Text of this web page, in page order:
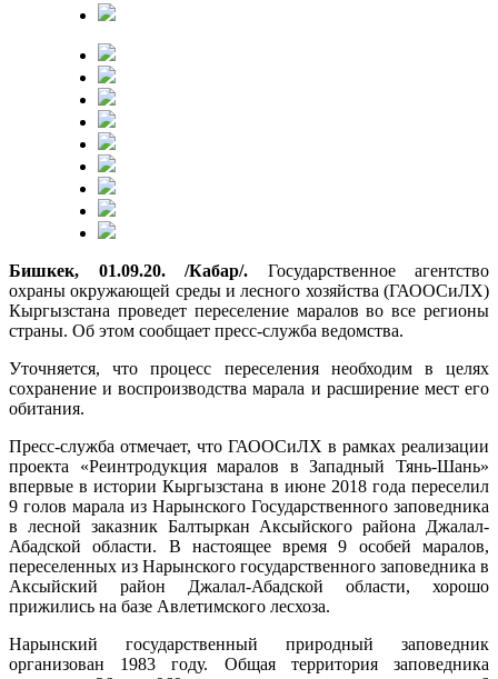
Бишкек, 01.09.20. /Кабар/. Государственное агентство
охраны окружающей среды и лесного хозяйства (ГАООСиЛХ)
Кыргызстана проведет переселение маралов во все регионы
страны. Об этом сообщает пресс-служба ведомства.
Уточняется, что процесс переселения необходим в целях
сохранение и воспроизводства марала и расширение мест его
обитания.
Пресс-служба отмечает, что ГАООСиЛХ в рамках реализации
проекта «Реинтродукция маралов в Западный Тянь-Шань»
впервые в истории Кыргызстана в июне 2018 года переселил
9 голов марала из Нарынского Государственного заповедника
в лесной заказник Балтыркан Аксыйского района Джалал-
Абадской области. В настоящее время 9 особей маралов,
переселенных из Нарынского государственного заповедника в
Аксыйский район Джалал-Абадской области, хорошо
прижились на базе Авлетимского лесхоза.
Нарынский государственный природный заповедник
организован 1983 году. Общая территория заповедника